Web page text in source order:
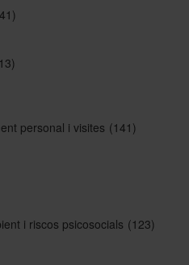
memòries
personal i visites (141)
i riscos psicosocials (123)